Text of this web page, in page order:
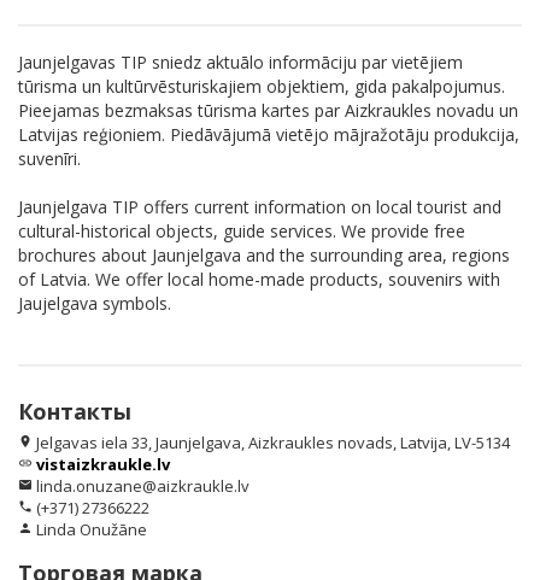
Jaunjelgavas TIP sniedz aktuālo informāciju par vietējiem
tūrisma un kultūrvēsturiskajiem objektiem, gida pakalpojumus.
Pieejamas bezmaksas tūrisma kartes par Aizkraukles novadu un
Latvijas reģioniem. Piedāvājumā vietējo mājražotāju produkcija,
suvenīri.
Jaunjelgava TIP offers current information on local tourist and
cultural-historical objects, guide services. We provide free
brochures about Jaunjelgava and the surrounding area, regions
of Latvia. We offer local home-made products, souvenirs with
Jaujelgava symbols.
Контакты
location_on Jelgavas iela 33, Jaunjelgava, Aizkraukles novads, Latvija, LV-5134
link vistaizkraukle.lv
email linda.onuzane@aizkraukle.lv
phone (+371) 27366222
person Linda Onužāne
Торговая марка